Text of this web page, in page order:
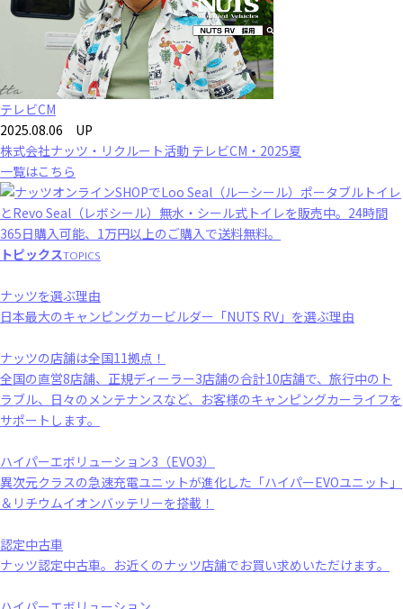
テレビCM
2025.08.06 UP
株式会社ナッツ・リクルート活動 テレビCM・2025夏
一覧はこちら
トピックスTOPICS
ナッツを選ぶ理由
日本最大のキャンピングカービルダー「NUTS RV」を選ぶ理由
ナッツの店舗は全国11拠点！
全国の直営8店舗、正規ディーラー3店舗の合計10店舗で、旅行中のト
ラブル、日々のメンテナンスなど、お客様のキャンピングカーライフを
サポートします。
ハイパーエボリューション3（EVO3）
異次元クラスの急速充電ユニットが進化した「ハイパーEVOユニット」
＆リチウムイオンバッテリーを搭載！
認定中古車
ナッツ認定中古車。お近くのナッツ店舗でお買い求めいただけます。